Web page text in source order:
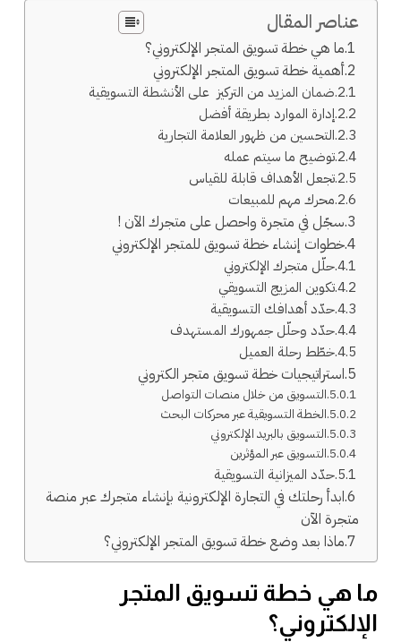
عناصر المقال
ما هي خطة تسويق المتجر الإلكتروني؟
أهمية خطة تسويق المتجر الإلكتروني
ضمان المزيد من التركيز على الأنشطة التسويقية
إدارة الموارد بطريقة أفضل
التحسين من ظهور العلامة التجارية
توضيح ما سيتم عمله
تجعل الأهداف قابلة للقياس
محرك مهم للمبيعات
سجّل في متجرة واحصل على متجرك الآن !
خطوات إنشاء خطة تسويق للمتجر الإلكتروني
حلّل متجرك الإلكتروني
تكوين المزيج التسويقي
حدّد أهدافك التسويقية
حدّد وحلّل جمهورك المستهدف
خطّط رحلة العميل
استراتيجيات خطة تسويق متجر الكتروني
التسويق من خلال منصات التواصل
الخطة التسويقية عبر محركات البحث
التسويق بالبريد الإلكتروني
التسويق عبر المؤثرين
حدّد الميزانية التسويقية
ابدأ رحلتك في التجارة الإلكترونية بإنشاء متجرك عبر منصة
متجرة الآن
ماذا بعد وضع خطة تسويق المتجر الإلكتروني؟
ما هي خطة تسويق المتجر
الإلكتروني؟